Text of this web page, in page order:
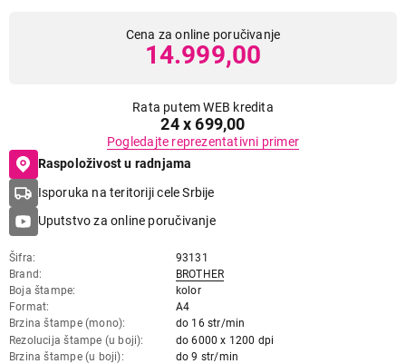
Cena za online poručivanje
14.999,00
Rata putem WEB kredita
24 x 699,00
Pogledajte reprezentativni primer
Raspoloživost u radnjama
Isporuka na teritoriji cele Srbije
Uputstvo za online poručivanje
Šifra
93131
Brand
BROTHER
Boja štampe
kolor
Format
A4
Brzina štampe (mono)
do 16 str/min
Rezolucija štampe (u boji)
do 6000 x 1200 dpi
Brzina štampe (u boji)
do 9 str/min